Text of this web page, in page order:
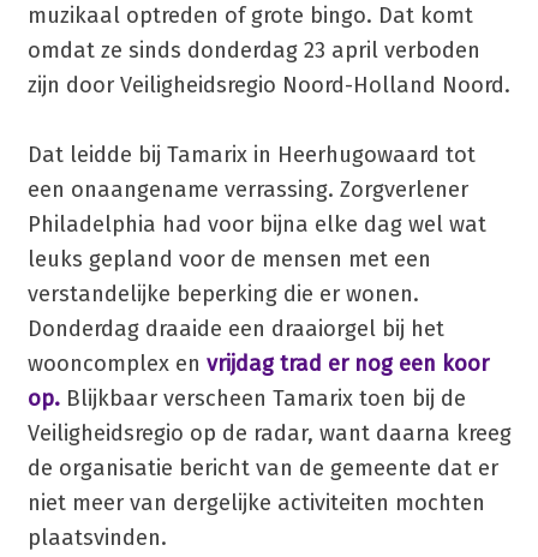
muzikaal optreden of grote bingo. Dat komt
omdat ze sinds donderdag 23 april verboden
zijn door Veiligheidsregio Noord-Holland Noord.
Dat leidde bij Tamarix in Heerhugowaard tot
een onaangename verrassing. Zorgverlener
Philadelphia had voor bijna elke dag wel wat
leuks gepland voor de mensen met een
verstandelijke beperking die er wonen.
Donderdag draaide een draaiorgel bij het
wooncomplex en vrijdag trad er nog een koor
op.Blijkbaar verscheen Tamarix toen bij de
Veiligheidsregio op de radar, want daarna kreeg
de organisatie bericht van de gemeente dat er
niet meer van dergelijke activiteiten mochten
plaatsvinden.